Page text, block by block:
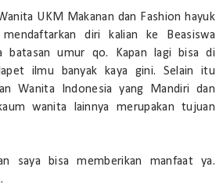
UKM Makanan dan Fashion hayuk
diri kalian ke Beasiswa
batasan umur qo. Kapan lagi bisa di
ilmu banyak kaya gini. Selain itu
Wanita Indonesia yang Mandiri dan
wanita lainnya merupakan tujuan
saya bisa memberikan manfaat ya.